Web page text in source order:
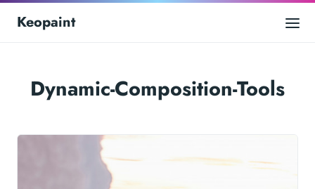
Keopaint
Dynamic-Composition-Tools